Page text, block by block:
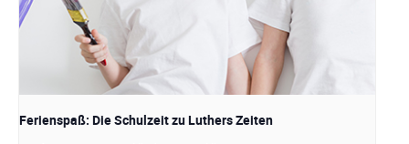
Ferienspaß: Die Schulzeit zu Luthers Zeiten